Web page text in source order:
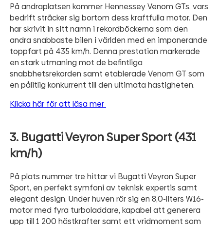
På andraplatsen kommer Hennessey Venom GTs, vars
bedrift sträcker sig bortom dess kraftfulla motor. Den
har skrivit in sitt namn i rekordböckerna som den
andra snabbaste bilen i världen med en imponerande
toppfart på 435 km/h. Denna prestation markerade
en stark utmaning mot de befintliga
snabbhetsrekorden samt etablerade Venom GT som
en pålitlig konkurrent till den ultimata hastigheten.
Klicka här för att läsa mer
3. Bugatti Veyron Super Sport (431
km/h)
På plats nummer tre hittar vi Bugatti Veyron Super
Sport, en perfekt symfoni av teknisk expertis samt
elegant design. Under huven rör sig en 8,0-liters W16-
motor med fyra turboladdare, kapabel att generera
upp till 1 200 hästkrafter samt ett vridmoment som